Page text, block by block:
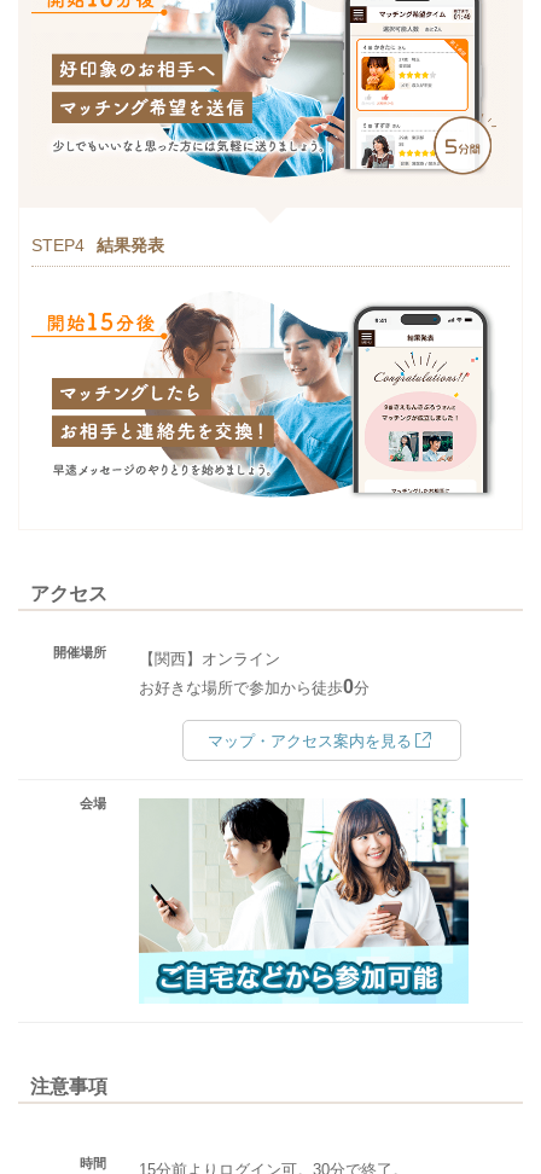
STEP4 結果発表
アクセス
開催場所
【関西】オンライン
お好きな場所で参加から徒歩0分
マップ・アクセス案内を見る
会場
注意事項
時間 15分前よりログイン可。30分で終了。